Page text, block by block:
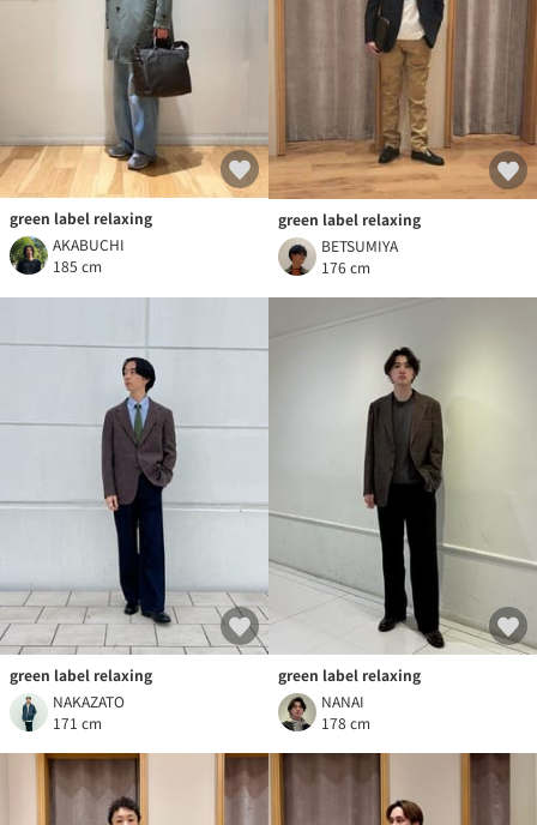
green label relaxing
AKABUCHI
185 cm
green label relaxing
BETSUMIYA
176 cm
green label relaxing
NAKAZATO
171 cm
green label relaxing
NANAI
178 cm